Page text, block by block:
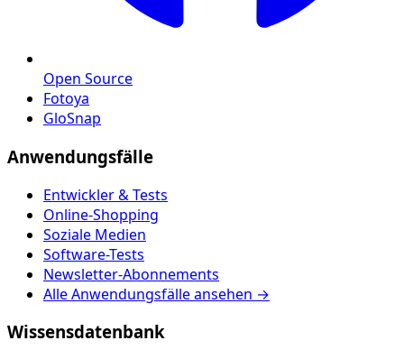
Open Source
Fotoya
GloSnap
Anwendungsfälle
Entwickler & Tests
Online-Shopping
Soziale Medien
Software-Tests
Newsletter-Abonnements
Alle Anwendungsfälle ansehen →
Wissensdatenbank